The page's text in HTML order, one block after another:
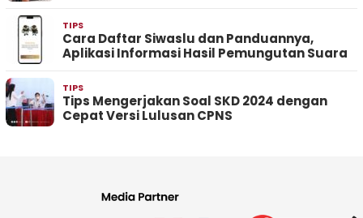
TIPS
Cara Daftar Siwaslu dan Panduannya,
Aplikasi Informasi Hasil Pemungutan Suara
TIPS
Tips Mengerjakan Soal SKD 2024 dengan
Cepat Versi Lulusan CPNS